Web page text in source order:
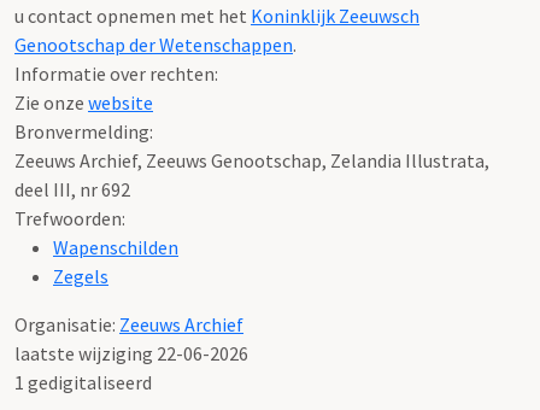
u contact opnemen met het Koninklijk Zeeuwsch
Genootschap der Wetenschappen.
Informatie over rechten:
Zie onze website
Bronvermelding:
Zeeuws Archief, Zeeuws Genootschap, Zelandia Illustrata,
deel III, nr 692
Trefwoorden:
Wapenschilden
Zegels
Organisatie: Zeeuws Archief
laatste wijziging 22-06-2026
1 gedigitaliseerd